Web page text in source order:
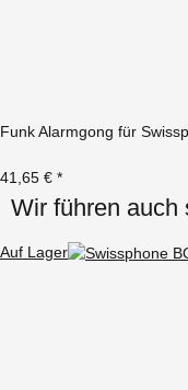
Funk Alarmgong für
41,65 € *
Wir führen auch
Auf Lager